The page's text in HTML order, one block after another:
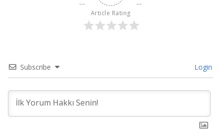
Article Rating
Subscribe Login